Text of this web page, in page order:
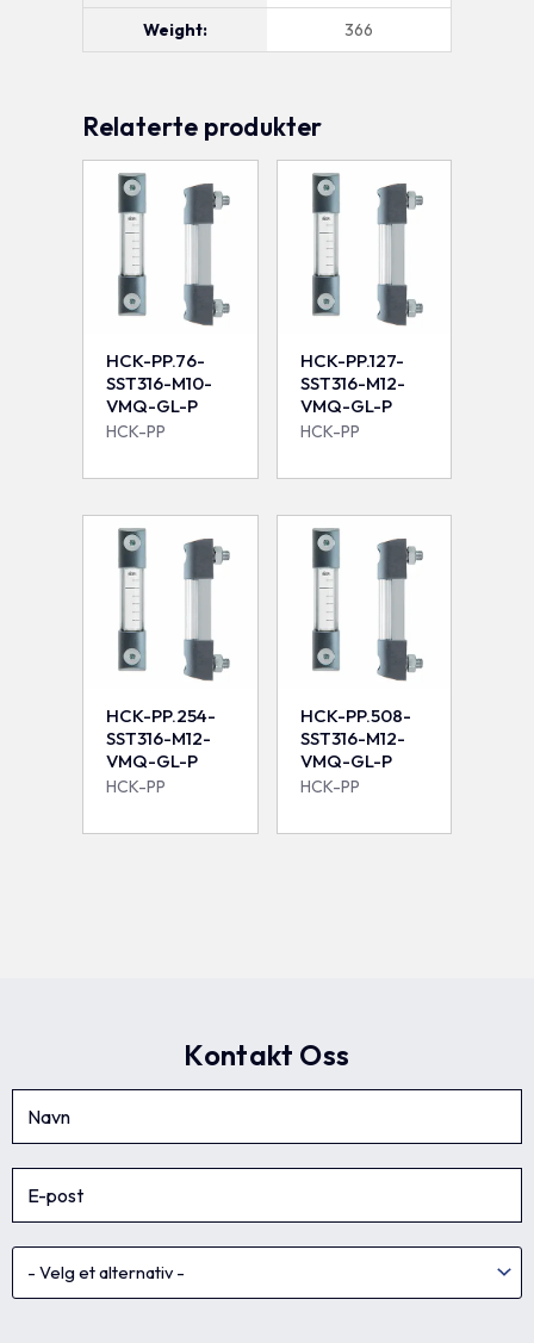
Weight: 366
Relaterte produkter
HCK-PP.76-
SST316-M10-
VMQ-GL-P
HCK-PP
HCK-PP.127-
SST316-M12-
VMQ-GL-P
HCK-PP
HCK-PP.254-
SST316-M12-
VMQ-GL-P
HCK-PP
HCK-PP.508-
SST316-M12-
VMQ-GL-P
HCK-PP
Kontakt Oss